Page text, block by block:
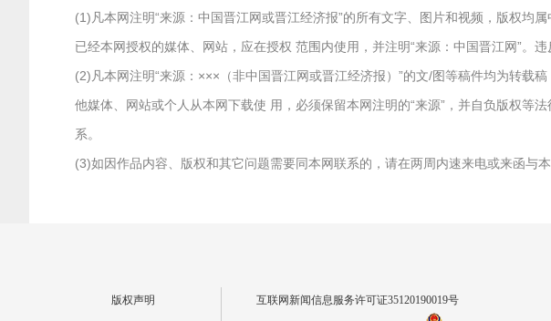
(1)凡本网注明“来源：中国晋江网或晋江经济报”的所有文字、图片和视频，版权均
已经本网授权的媒体、网站，应在授权 范围内使用，并注明“来源：中国晋江网”。
(2)凡本网注明“来源：×××（非中国晋江网或晋江经济报）”的文/图等稿件均为转载
他媒体、网站或个人从本网下载使 用，必须保留本网注明的“来源”，并自负版权等
系。
(3)如因作品内容、版权和其它问题需要同本网联系的，请在两周内速来电或来函与
版权声明 互联网新闻信息服务许可证35120190019号